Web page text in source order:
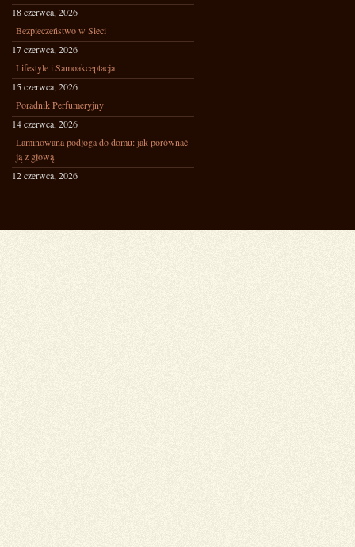
18 czerwca, 2026
Bezpieczeństwo w Sieci
17 czerwca, 2026
Lifestyle i Samoakceptacja
15 czerwca, 2026
Poradnik Perfumeryjny
14 czerwca, 2026
Laminowana podłoga do domu: jak porównać
ją z głową
12 czerwca, 2026